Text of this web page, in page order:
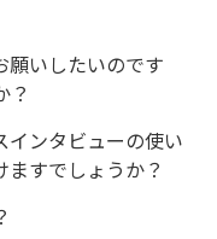
願いしたいのです
？
インタビューの使い
すでしょうか？